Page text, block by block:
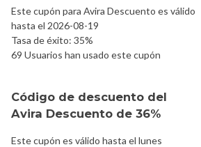
Este cupón para Avira Descuento es válido
hasta el 2026-08-19
Tasa de éxito: 35%
69 Usuarios han usado este cupón
Código de descuento del
Avira Descuento de 36%
Este cupón es válido hasta el lunes